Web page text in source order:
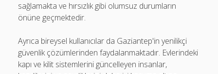
sağlamakta ve hırsızlık gibi olumsuz durumların
önüne geçmektedir.
Ayrıca bireysel kullanıcılar da Gaziantep'in yenilikçi
güvenlik çözümlerinden faydalanmaktadır. Evlerindeki
kapı ve kilit sistemlerini güncelleyen insanlar,